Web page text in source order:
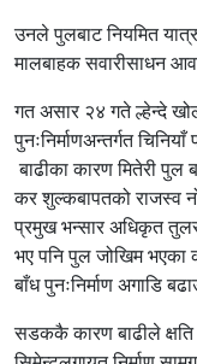
उनले पुलबाट नियमित
मालबाहक सवारीसाधन
गत असार २४ गते ल्हेन्दे
पुनःनिर्माणअन्तर्गत
बाढीका कारण मितेरी पुल
कर शुल्कबापतको राजस्व
प्रमुख भन्सार अधिकृत
भए पनि पुल जोखिम भएका
बाँध पुनःनिर्माण अगाडि
सडककै कारण बाढीले क्षति